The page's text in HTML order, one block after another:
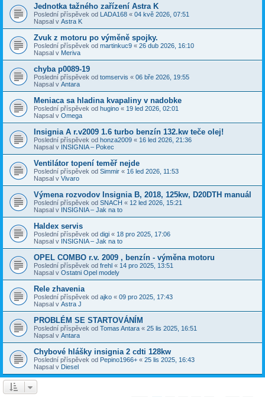
Jednotka tažného zařízení Astra K
Poslední příspěvek od LADA168 « 04 kvě 2026, 07:51
Napsal v Astra K
Zvuk z motoru po výměně spojky.
Poslední příspěvek od martinkuc9 « 26 dub 2026, 16:10
Napsal v Meriva
chyba p0089-19
Poslední příspěvek od tomservis « 06 bře 2026, 19:55
Napsal v Antara
Meniaca sa hladina kvapaliny v nadobke
Poslední příspěvek od hugino « 19 led 2026, 02:01
Napsal v Omega
Insignia A r.v2009 1.6 turbo benzín 132.kw teče olej!
Poslední příspěvek od honza2009 « 16 led 2026, 21:36
Napsal v INSIGNIA – Pokec
Ventilátor topení teměř nejde
Poslední příspěvek od Simmir « 16 led 2026, 11:53
Napsal v Vivaro
Výmena rozvodov Insignia B, 2018, 125kw, D20DTH manuál
Poslední příspěvek od SNACH « 12 led 2026, 15:21
Napsal v INSIGNIA – Jak na to
Haldex servis
Poslední příspěvek od digi « 18 pro 2025, 17:06
Napsal v INSIGNIA – Jak na to
OPEL COMBO r.v. 2009 , benzín - výměna motoru
Poslední příspěvek od frehl « 14 pro 2025, 13:51
Napsal v Ostatni Opel modely
Rele zhavenia
Poslední příspěvek od ajko « 09 pro 2025, 17:43
Napsal v Astra J
PROBLÉM SE STARTOVÁNÍM
Poslední příspěvek od Tomas Antara « 25 lis 2025, 16:51
Napsal v Antara
Chybové hlášky insignia 2 cdti 128kw
Poslední příspěvek od Pepino1966+ « 25 lis 2025, 16:43
Napsal v Diesel